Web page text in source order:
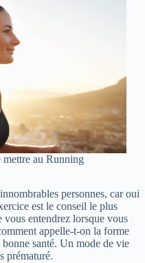
mettre au Running
personnes, car oui
est le conseil le plus
vous entendrez lorsque vous
appelle-t-on la forme
santé. Un mode de vie
prématuré.